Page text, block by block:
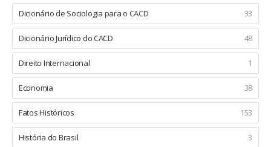
Dicionário de Sociologia para o CACD 33
Dicionário Jurídico do CACD 48
Direito Internacional 1
Economia 38
Fatos Históricos 153
História do Brasil 3